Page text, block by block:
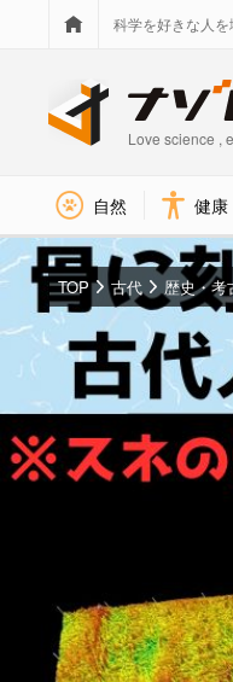
科学を好きな人
Love science ,
自然 健康
TOP 古代 歴史・考